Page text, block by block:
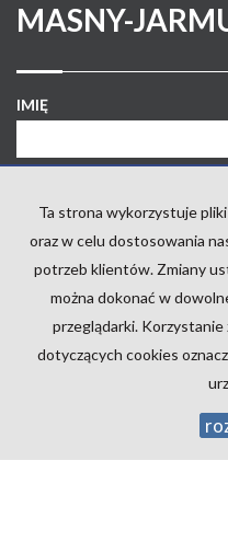
MASNY-
IMIĘ
TELEFON KOMÓRKOWY
Ta strona wykorzystuje
oraz w celu dostosowania
potrzeb klientów. Zmiany
można dokonać w
przeglądarki.
dotyczących cookies